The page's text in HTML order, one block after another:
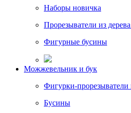
Наборы новичка
Прорезыватели из
Фигурные бусины
Можжевельник и бук
Фигурки-прорезыватели
Бусины